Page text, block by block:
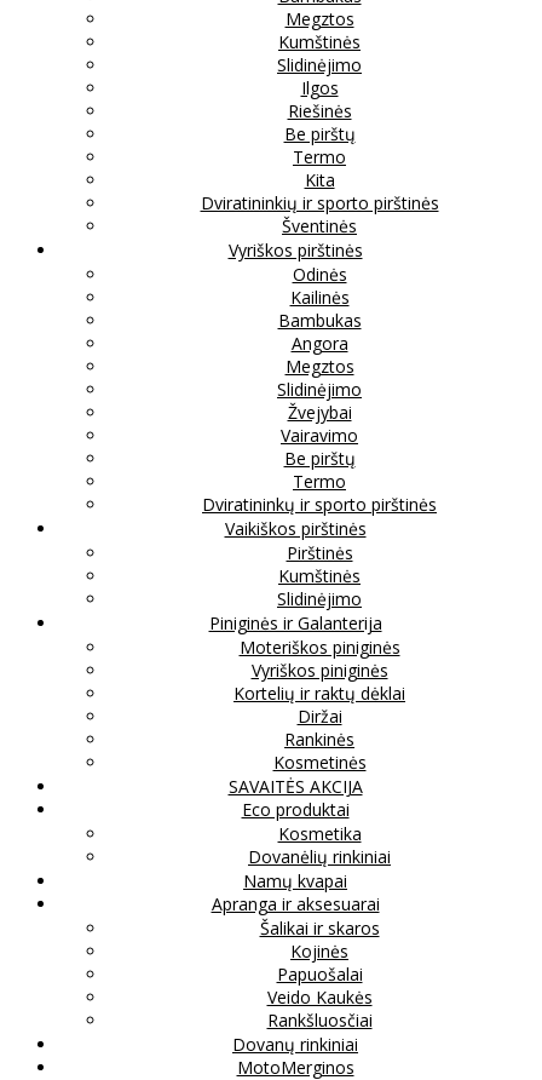
Megztos
Kumštinės
Slidinėjimo
Ilgos
Riešinės
Be pirštų
Termo
Kita
Dviratininkių ir sporto pirštinės
Šventinės
Vyriškos pirštinės
Odinės
Kailinės
Bambukas
Angora
Megztos
Slidinėjimo
Žvejybai
Vairavimo
Be pirštų
Termo
Dviratininkų ir sporto pirštinės
Vaikiškos pirštinės
Pirštinės
Kumštinės
Slidinėjimo
Piniginės ir Galanterija
Moteriškos piniginės
Vyriškos piniginės
Kortelių ir raktų dėklai
Diržai
Rankinės
Kosmetinės
SAVAITĖS AKCIJA
Eco produktai
Kosmetika
Dovanėlių rinkiniai
Namų kvapai
Apranga ir aksesuarai
Šalikai ir skaros
Kojinės
Papuošalai
Veido Kaukės
Rankšluosčiai
Dovanų rinkiniai
MotoMerginos